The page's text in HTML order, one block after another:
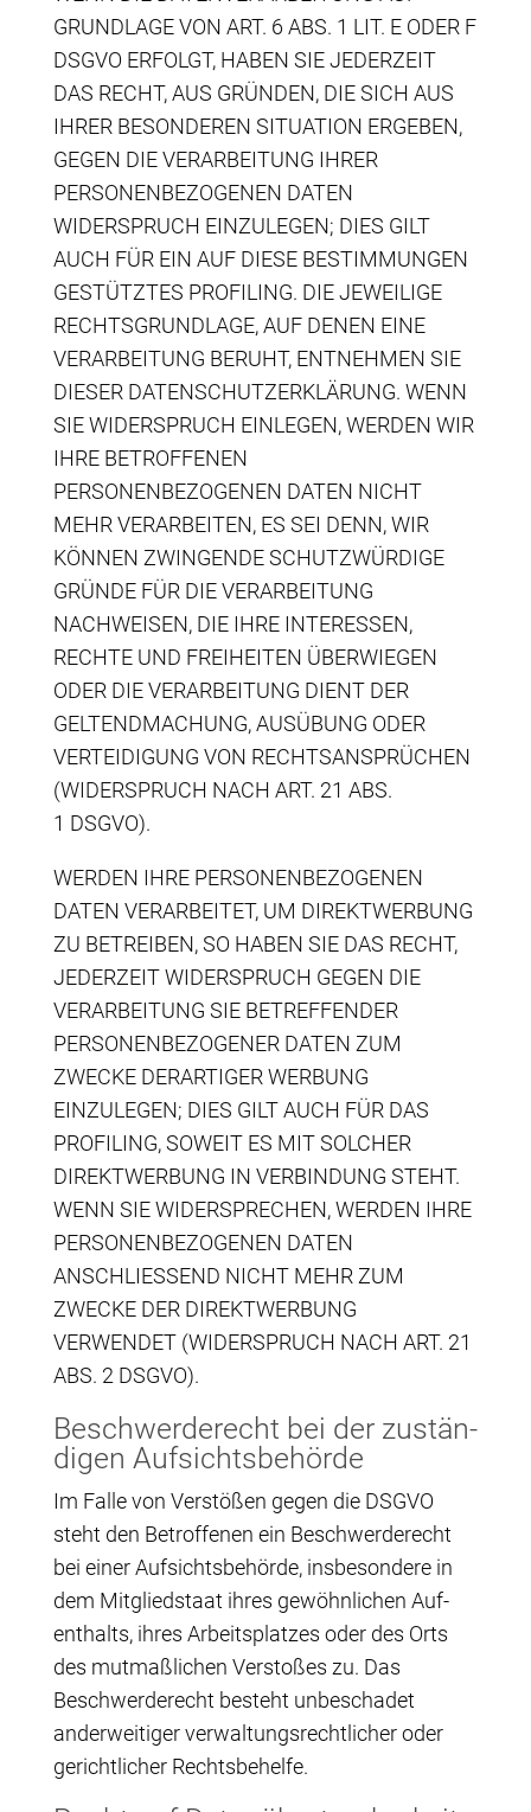
GRUNDLAGE VON ART. 6 ABS. 1 LIT. E ODER F
DSGVO ERFOLGT, HABEN SIE JEDERZEIT
DAS RECHT, AUS GRÜNDEN, DIE SICH AUS
IHRER BESONDEREN SITUATION ERGEBEN,
GEGEN DIE VERARBEITUNG IHRER
PERSONENBEZOGENEN DATEN
WIDERSPRUCH EINZULEGEN; DIES GILT
AUCH FÜR EIN AUF DIESE BESTIMMUNGEN
GESTÜTZTES PROFILING. DIE JEWEILIGE
RECHTSGRUNDLAGE, AUF DENEN EINE
VERARBEITUNG BERUHT, ENTNEHMEN SIE
DIESER DATENSCHUTZERKLÄRUNG. WENN
SIE WIDERSPRUCH EINLEGEN, WERDEN WIR
IHRE BETROFFENEN
PERSONENBEZOGENEN DATEN NICHT
MEHR VERARBEITEN, ES SEI DENN, WIR
KÖNNEN ZWINGENDE SCHUTZWÜRDIGE
GRÜNDE FÜR DIE VERARBEITUNG
NACHWEISEN, DIE IHRE INTERESSEN,
RECHTE UND FREIHEITEN ÜBERWIEGEN
ODER DIE VERARBEITUNG DIENT DER
GELTENDMACHUNG, AUSÜBUNG ODER
VERTEIDIGUNG VON RECHTSANSPRÜCHEN
(WIDERSPRUCH NACH ART. 21 ABS.
1 DSGVO).
WERDEN IHRE PERSONENBEZOGENEN
DATEN VERARBEITET, UM DIREKTWERBUNG
ZU BETREIBEN, SO HABEN SIE DAS RECHT,
JEDERZEIT WIDERSPRUCH GEGEN DIE
VERARBEITUNG SIE BETREFFENDER
PERSONENBEZOGENER DATEN ZUM
ZWECKE DERARTIGER WERBUNG
EINZULEGEN; DIES GILT AUCH FÜR DAS
PROFILING, SOWEIT ES MIT SOLCHER
DIREKTWERBUNG IN VERBINDUNG STEHT.
WENN SIE WIDERSPRECHEN, WERDEN IHRE
PERSONENBEZOGENEN DATEN
ANSCHLIESSEND NICHT MEHR ZUM
ZWECKE DER DIREKTWERBUNG
VERWENDET (WIDERSPRUCH NACH ART. 21
ABS. 2 DSGVO).
Beschwerde­recht bei der zustän­
di­gen Aufsichtsbehörde
Im Fal­le von Ver­stö­ßen gegen die DSGVO
steht den Betrof­fe­nen ein Beschwer­de­recht
bei einer Auf­sichts­be­hör­de, ins­be­son­de­re in
dem Mit­glied­staat ihres gewöhn­li­chen Auf­
ent­halts, ihres Arbeits­plat­zes oder des Orts
des mut­maß­li­chen Ver­sto­ßes zu. Das
Beschwer­de­recht besteht unbe­scha­det
ander­wei­ti­ger ver­wal­tungs­recht­li­cher oder
gericht­li­cher Rechtsbehelfe.